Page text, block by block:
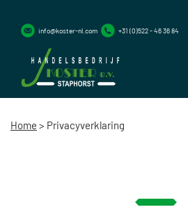
info@koster-nl.com +31 (0)522 - 46 36 84
Home > Privacyverklaring